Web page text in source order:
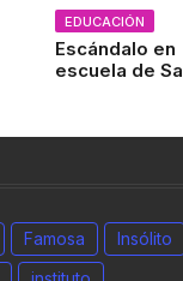
EDUCACIÓN
Escándalo en
escuela de
sexual
Famosa
Insólito